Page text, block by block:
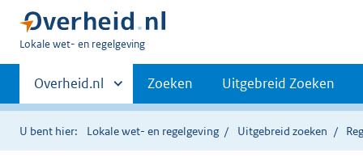
U
hier:
Lokale wet- en regelgeving
Primaire
navigatie
Andere
sites
binnen
Overheid.nl Zoeken Uitgebreid Zoeken
U bent hier: Lokale wet- en regelgeving Uitgebreid zoeken